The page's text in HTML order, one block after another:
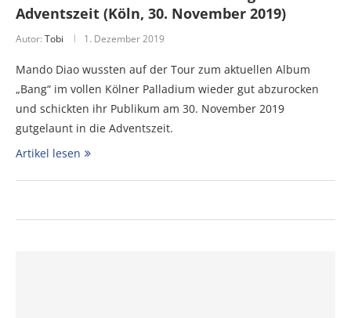
Adventszeit (Köln, 30. November 2019)
Autor: Tobi 1. Dezember 2019
Mando Diao wussten auf der Tour zum aktuellen Album
„Bang“ im vollen Kölner Palladium wieder gut abzurocken
und schickten ihr Publikum am 30. November 2019
gutgelaunt in die Adventszeit.
Artikel lesen